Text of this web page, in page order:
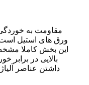
مقاومت به خوردگی
ورق های استیل است
این بخش کاملا
بالایی در برابر
داشتن عناصر